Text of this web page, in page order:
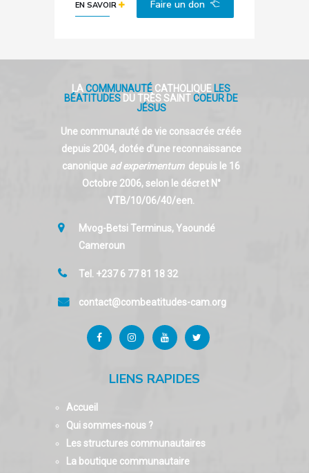
EN SAVOIR Faire un don
LACOMMUNAUTÉ CATHOLIQUE LES
BÉATITUDES DU TRÈS SAINTCOEUR DE
JÉSUS
Une communauté de vie consacrée créée
depuis 2004, dotée d’une reconnaissance
canonique ad experimentumdepuis le 16
Octobre 2006, selon le décret N°
VTB/10/06/40/een.
Mvog-Betsi Terminus, Yaoundé
Cameroun
Tel. +237 6 77 81 18 32
contact@combeatitudes-cam.org
LIENS RAPIDES
Accueil
Qui sommes-nous ?
Les structures communautaires
La boutique communautaire